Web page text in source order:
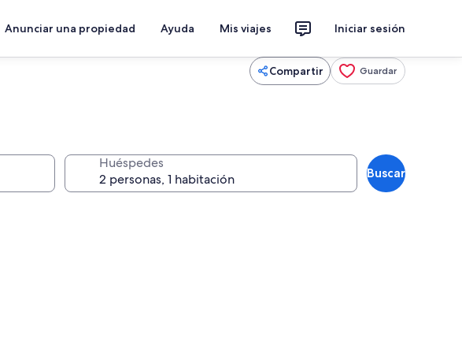
Anunciar una propiedad Ayuda Mis viajes Iniciar sesión
Compartir Guardar
Huéspedes
Buscar